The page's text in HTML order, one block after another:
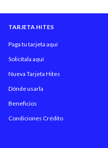
TARJETA HITES
Paga tu tarjeta aquí
Solicítala aquí
Nueva Tarjeta Hites
Dónde usarla
Beneficios
Condiciones Crédito